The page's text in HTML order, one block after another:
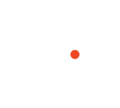
the best experience
website, you accept
the website is used and
or to find out how